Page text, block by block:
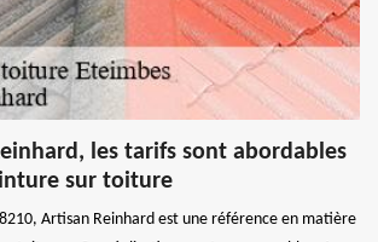
les tarifs sont abordables
sur toiture
Artisan Reinhard est une référence en matière